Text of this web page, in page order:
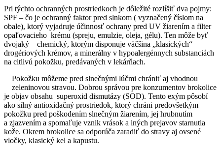
Pri týchto ochranných prostriedkoch je dôležité rozlíšiť dva pojmy:
SPF – čo je ochranný faktor pred slnkom ( vyznačený číslom na
obale), ktorý vyjadruje účinnosť ochrany pred UV žiarením a filter
opaľovacieho krému (spreju, emulzie, oleja, gélu). Ten môže byť
dvojaký – chemický, ktorým disponuje väčšina „klasických“
drogériových krémov, a minerálny v hypoalergénnych substanciách
na citlivú pokožku, predávaných v lekárňach.
Pokožku môžeme pred slnečnými lúčmi chrániť aj vhodnou
zeleninovou stravou. Dobrou správou pre konzumentov brokolice
je objav obsahu superoxid dismutázy (SOD). Tento exým pôsobí
ako silný antioxidačný prostriedok, ktorý chráni predovšetkým
pokožku pred poškodením slnečným žiarením, jej hrubnutím
a zjazvením a spomaľuje vznik vrások a iných prejavov starnutia
kože. Okrem brokolice sa odporúča zaradiť do stravy aj ovsené
vločky, klasický kel a kapustu.